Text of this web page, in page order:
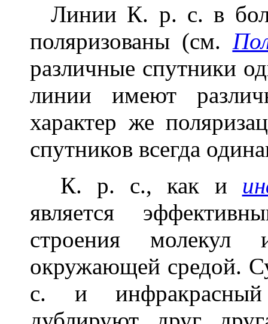
Линии К. р. с. в
поляризованы (см.
различные спутники
линии имеют
характер же
спутников всегда
К. р. с., как и
является
строения
окружающей средой.
с. и